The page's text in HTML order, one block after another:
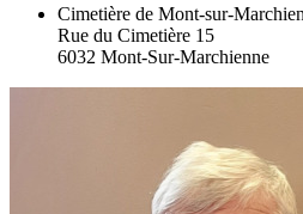
Cimetière de Mont-sur-
Rue du Cimetière 15
6032 Mont-Sur-Marchienne